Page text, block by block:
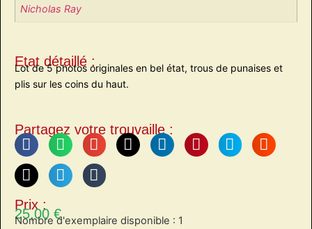
Nicholas Ray
Etat détaillé :
Lot de 5 photos originales en bel état, trous de punaises et
plis sur les coins du haut.
Partagez votre trouvaille :
Prix :
25,00 €
Nombre d'exemplaire disponible : 1